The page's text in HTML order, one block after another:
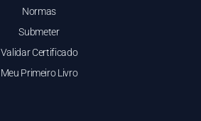
Normas
Submeter
Validar Certificado
Meu Primeiro Livro